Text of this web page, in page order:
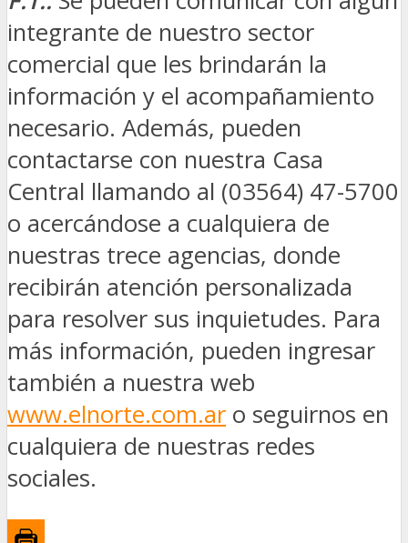
integrante de nuestro sector
comercial que les brindarán la
información y el acompañamiento
necesario. Además, pueden
contactarse con nuestra Casa
Central llamando al (03564) 47-5700
o acercándose a cualquiera de
nuestras trece agencias, donde
recibirán atención personalizada
para resolver sus inquietudes. Para
más información, pueden ingresar
también a nuestra web
www.elnorte.com.ar o seguirnos en
cualquiera de nuestras redes
sociales.